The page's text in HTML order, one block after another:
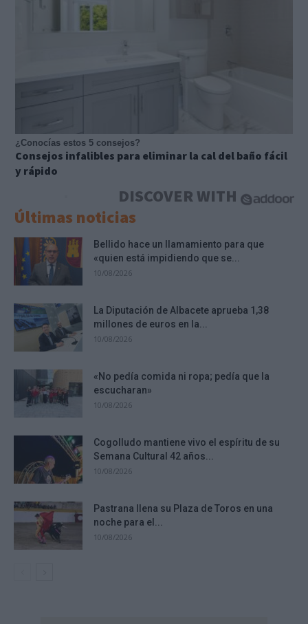
¿Conocías estos 5 consejos?
Consejos infalibles para eliminar la cal del baño fácil
y rápido
DISCOVER WITH
Últimas noticias
Bellido hace un llamamiento para que
«quien está impidiendo que se...
10/08/2026
La Diputación de Albacete aprueba 1,38
millones de euros en la...
10/08/2026
«No pedía comida ni ropa; pedía que la
escucharan»
10/08/2026
Cogolludo mantiene vivo el espíritu de su
Semana Cultural 42 años...
10/08/2026
Pastrana llena su Plaza de Toros en una
noche para el...
10/08/2026